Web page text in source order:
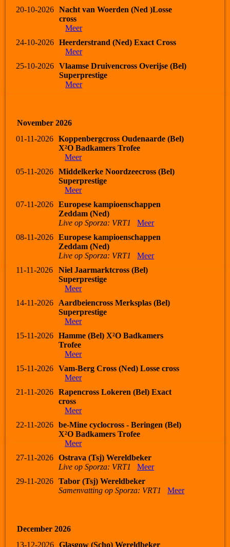
20-10-2026
Nacht van Woerden (Ned )Losse
cross
Meer
24-10-2026
Heerderstrand (Ned) Exact Cross
Meer
25-10-2026
Vlaamse Druivencross Overijse (Bel)
Superprestige
Meer
November 2026
01-11-2026
Koppenbergcross Oudenaarde (Bel)
X²O Badkamers Trofee
Meer
05-11-2026
Middelkerke Noordzeecross (Bel)
Superprestige
Meer
07-11-2026
Europese kampioenschappen
Zeddam (Ned)
Live op Sporza: VRT1
Meer
08-11-2026
Europese kampioenschappen
Zeddam (Ned)
Live op Sporza: VRT1
Meer
11-11-2026
Niel Jaarmarktcross (Bel)
Superprestige
Meer
14-11-2026
Aardbeiencross Merksplas (Bel)
Superprestige
Meer
15-11-2026
Hamme (Bel) X²O Badkamers
Trofee
Meer
15-11-2026
Vam-Berg Cross (Ned) Losse cross
Meer
21-11-2026
Rapencross Lokeren (Bel) Exact
cross
Meer
22-11-2026
be-Mine cyclocross - Beringen (Bel)
X²O Badkamers Trofee
Meer
27-11-2026
Ostrava (Tsj) Wereldbeker
Live op Sporza: VRT1
Meer
29-11-2026
Tabor (Tsj) Wereldbeker
Samenvatting op Sporza: VRT1
Meer
December 2026
13-12-2026
Glasgow (Scho) Wereldbeker